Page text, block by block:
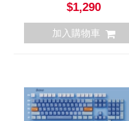
$1,290
加入購物車